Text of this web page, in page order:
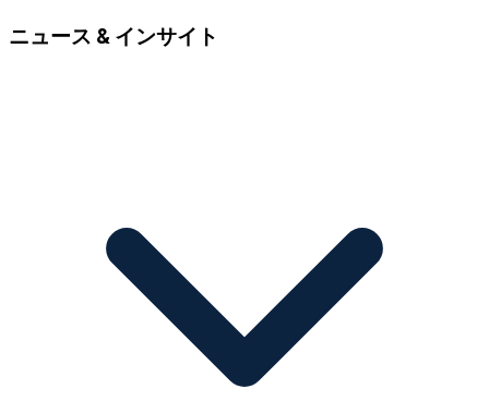
ニュース & インサイト